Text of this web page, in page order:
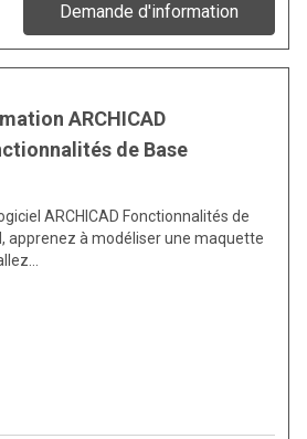
Demande d'information
ARCHICAD
de Base
ARCHICAD Fonctionnalités de
apprenez à modéliser une maquette